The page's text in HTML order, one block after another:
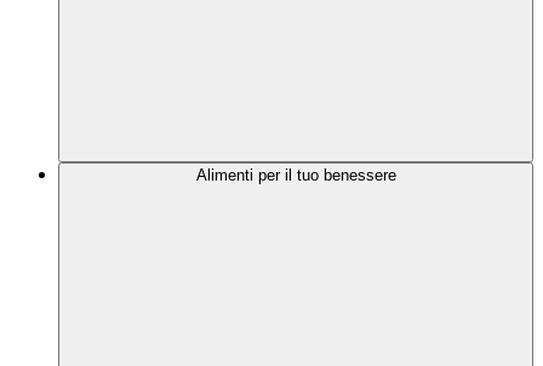
Alimenti per il tuo benessere